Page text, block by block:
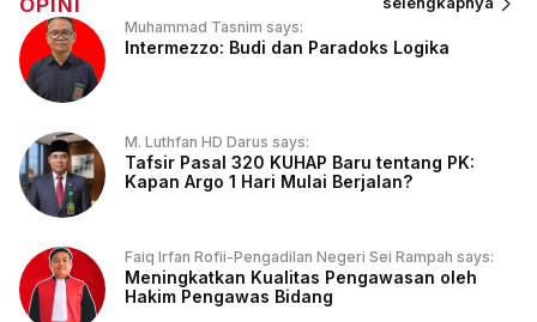
Muhammad Tasnim says:
Intermezzo: Budi dan Paradoks Logika
M. Luthfan HD Darus says:
Tafsir Pasal 320 KUHAP Baru tentang PK:
Kapan Argo 1 Hari Mulai Berjalan?
Faiq Irfan Rofii-Pengadilan Negeri Sei Rampah says:
Meningkatkan Kualitas Pengawasan oleh
Hakim Pengawas Bidang